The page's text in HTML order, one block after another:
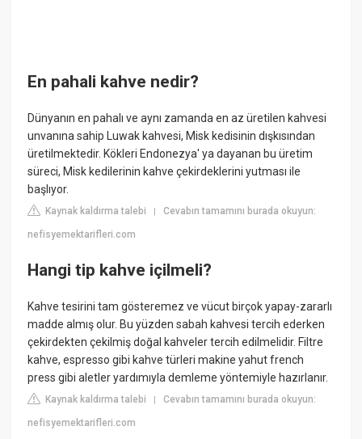
En pahali kahve nedir?
Dünyanın en pahalı ve aynı zamanda en az üretilen kahvesi
unvanına sahip Luwak kahvesi, Misk kedisinin dışkısından
üretilmektedir. Kökleri Endonezya' ya dayanan bu üretim
süreci, Misk kedilerinin kahve çekirdeklerini yutması ile
başlıyor.
Kaynak kaldırma talebi |Cevabın tamamını burada okuyun:
nefisyemektarifleri.com
Hangi tip kahve içilmeli?
Kahve tesirini tam gösteremez ve vücut birçok yapay-zararlı
madde almış olur. Bu yüzden sabah kahvesi tercih ederken
çekirdekten çekilmiş doğal kahveler tercih edilmelidir. Filtre
kahve, espresso gibi kahve türleri makine yahut french
press gibi aletler yardımıyla demleme yöntemiyle hazırlanır.
Kaynak kaldırma talebi |Cevabın tamamını burada okuyun:
nefisyemektarifleri.com